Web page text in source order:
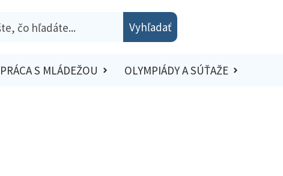
Vyhľadať
PRÁCA S MLÁDEŽOU OLYMPIÁDY A SÚŤAŽE